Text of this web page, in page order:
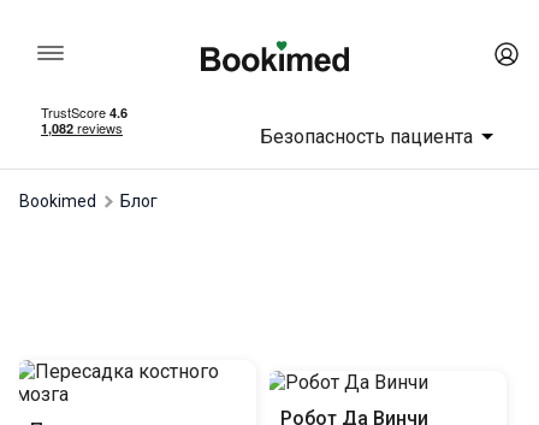
Безопасность пациента
Bookimed Блог
Робот Да Винчи